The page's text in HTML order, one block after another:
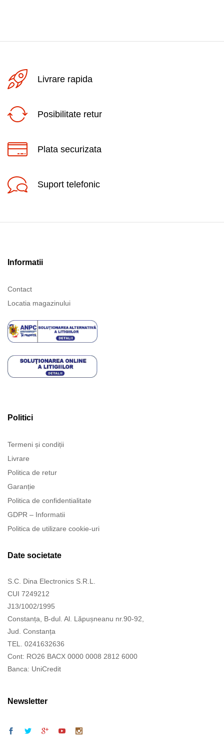
Livrare rapida
Posibilitate retur
Plata securizata
Suport telefonic
Informatii
Contact
Locatia magazinului
Politici
Termeni și condiții
Livrare
Politica de retur
Garanție
Politica de confidentialitate
GDPR – Informatii
Politica de utilizare cookie-uri
Date societate
S.C. Dina Electronics S.R.L.
CUI 7249212
J13/1002/1995
Constanța, B-dul. Al. Lăpușneanu nr.90-92,
Jud. Constanța
TEL. 0241632636
Cont: RO26 BACX 0000 0008 2812 6000
Banca: UniCredit
Newsletter